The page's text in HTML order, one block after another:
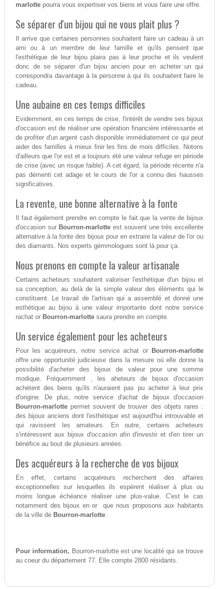
marlottepourra vous expertiser vos biens et vous faire une offre.
Se séparer d'un bijou qui ne vous plait plus ?
Il arrive que certaines personnes souhaitent faire un cadeau à un
ami ou à un membre de leur famille et qu'ils pensent que
l'esthétique de leur bijou plaira pas à leur proche et ils veulent
donc de se séparer d'un bijou ancien pour en acheter un qui
correspondra davantage à la personne à qui ils souhaitent faire le
cadeau.
Une aubaine en ces temps difficiles
Evidemment, en ces temps de crise, l'intérêt de vendre ses bijoux
d'occasion est de réaliser une opération financière intéressante et
de profiter d'un argent cash disponible immédiatement ce qui peut
aider des familles à mieux finir les fins de mois difficiles. Notons
d'ailleurs que l'or est et a toujours été une valeur refuge en période
de crise (avec un risque faible). A cet égard, la période récente n'a
pas démenti cet adage et le cours de l'or a connu des hausses
significatives.
La revente, une bonne alternative à la fonte
Il faut également prendre en compte le fait que la vente de bijoux
d'occasion sur Bourron-marlotte est souvent une très excellente
alternative à la fonte des bijoux pour en extraire la valeur de l'or ou
des diamants. Nos experts gémmologues sont là pour ça.
Nous prenons en compte la valeur artisanale
Certains acheteurs souhaitent valoriser l'esthétique d'un bijou et
sa conception, au delà de la simple valeur des éléments qui le
constituent. Le travail de l'artisan qui a assemblé et donné une
esthétique au bijou à une valeur importante dont notre service
rachat or Bourron-marlottesaura prendre en compte.
Un service également pour les acheteurs
Pour les acquéreurs, notre service achat or Bourron-marlotte
offre une opportunité judicieuse dans la mesure où elle donne la
possibilité d'acheter des bijoux de valeur pour une somme
modique. Fréquemment , les aheteurs de bijoux d'occasion
achètent des biens qu'ils n'auraient pas pu acheter à leur prix
d'origine. De plus, notre service d'achat de bijoux d'occasion
Bourron-marlottepermet souvent de trouver des objets rares :
des bijoux anciens dont l'esthétique est aujourd'hui introuvable et
qui ravissent les amateurs. En outre, certains acheteurs
s'intéressent aux bijoux d'occasion afin d'investir et d'en tirer un
bénéfice au bout de plusieurs années.
Des acquéreurs à la recherche de vos bijoux
En effet, certains acquéreurs recherchent des affaires
exceptionnelles sur lesquelles ils espèrent réaliser à plus ou
moins longue échéance réaliser une plus-value. C'est le cas
notamment des bijoux en or que nous proposons aux habitants
de la ville de Bourron-marlotte.
Pour information, Bourron-marlotte est une localité qui se trouve
au coeur du département 77. Elle compte 2800 résidants.